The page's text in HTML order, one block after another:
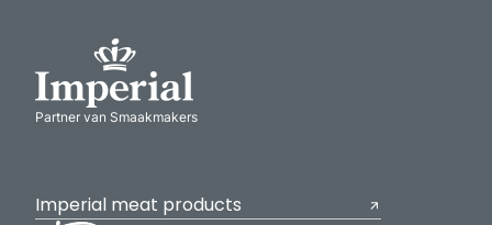
Partner van Smaakmakers
Imperial meat products